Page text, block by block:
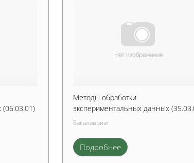
Методы обработки
экспериментальных данных
Бакалавриат
Подробнее